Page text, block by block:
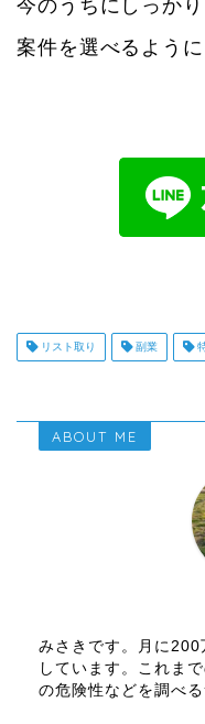
今のうちにしっか
案件を選べるよう
リスト取り 副業
ABOUT ME
みさきです。月に200
しています。これま
の危険性などを調べ